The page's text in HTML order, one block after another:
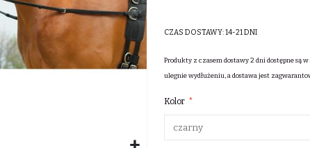
CZAS DOSTAWY:14-21 DNI
Produkty z czasem dostawy 2 dni dostępne
ulegnie wydłużeniu, a dostawa jest
Kolor